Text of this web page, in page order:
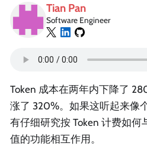
Tian Pan
Software Engineer
Token 成本在两年内下降了
涨了 320%。如果这听起来像
有仔细研究按 Token 计费如何
值的功能相互作用。